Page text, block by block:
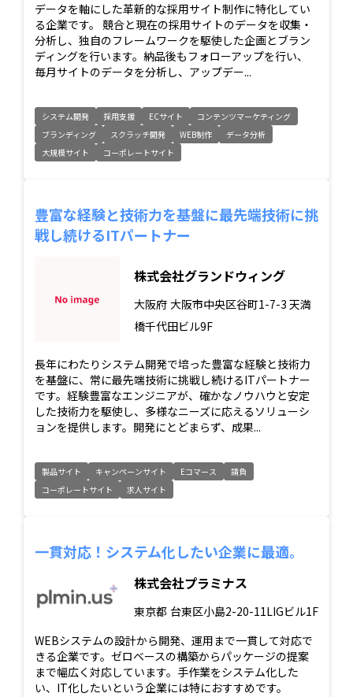
データを軸にした革新的な採用サイト制作に特化してい
る企業です。 競合と現在の採用サイトのデータを収集・
分析し、独自のフレームワークを駆使した企画とブラン
ディングを行います。納品後もフォローアップを行い、
毎月サイトのデータを分析し、アップデー...
システム開発 採用支援 ECサイト
コンテンツマーケティング
ブランディング
スクラッチ開発 WEB制作
データ分析
大規模サイト
コーポレートサイト
豊富な経験と技術力を基盤に最先端技術に挑
戦し続けるITパートナー
株式会社グランドウィング
大阪府 大阪市中央区谷町1-7-3 天満
橋千代田ビル9F
長年にわたりシステム開発で培った豊富な経験と技術力
を基盤に、常に最先端技術に挑戦し続けるITパートナー
です。経験豊富なエンジニアが、確かなノウハウと安定
した技術力を駆使し、多様なニーズに応えるソリューシ
ョンを提供します。開発にとどまらず、成果...
製品サイト キャンペーンサイト Eコマース
請負
コーポレートサイト
求人サイト
一貫対応！システム化したい企業に最適。
株式会社プラミナス
東京都 台東区小島2-20-11LIGビル1F
WEBシステムの設計から開発、運用まで一貫して対応で
きる企業です。ゼロベースの構築からパッケージの提案
まで幅広く対応しています。手作業をシステム化した
い、IT化したいという企業には特におすすめです。